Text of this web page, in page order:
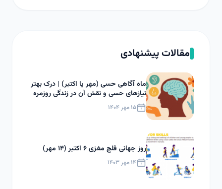
مقالات پیشنهادی
ماه آگاهی حسی (مهر یا اکتبر) | درک بهتر
نیازهای حسی و نقش آن در زندگی روزمره
۱۵ مهر ۱۴۰۴
روز جهانی فلج مغزی ۶ اکتبر (۱۴ مهر)
۱۴ مهر ۱۴۰۳